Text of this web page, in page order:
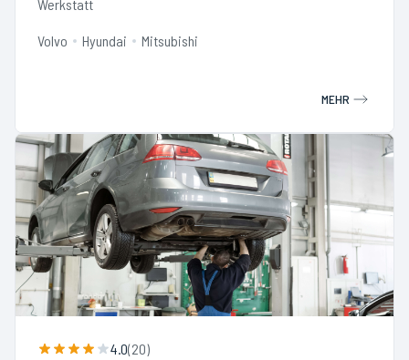
Werkstatt
Volvo Hyundai Mitsubishi
MEHR
4.0(20)